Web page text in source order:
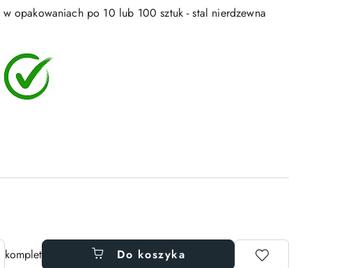
w opakowaniach po 10 lub 100 sztuk - stal nierdzewna
komplet Do koszyka